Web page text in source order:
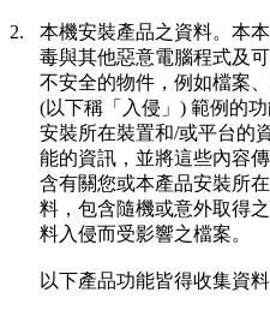
2. 本機安裝產品之資料。 本
毒與其他惡意電腦程式及
不安全的物件，例如檔案
(以下稱「 入侵 」) 範例的
安裝所在裝置和/或平台的
能的資訊，並將這些內容
含有關您或本產品安裝所
料，包含隨機或意外取得
料入侵而受影響之檔案。
以下產品功能皆得收集資料